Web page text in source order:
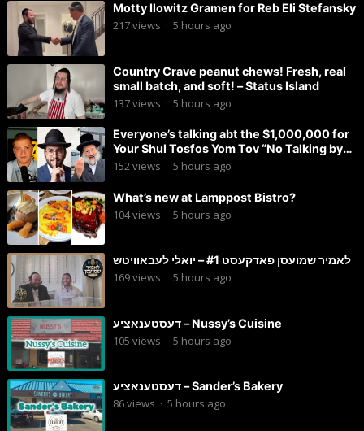
Motty Ilowitz Gramen for Reb Eli Stefansky
217views · 5 hours ago
Country Crave peanut chews! Fresh, real
small batch, and soft! – Status Island
137views · 5 hours ago
Everyone’s talking abt the $1,000,000 for
Your Shul Tosfos Yom Tov “No Talking by
Davening” movement
152views · 5 hours ago
What’s new at Lamppost Bistro?
104views · 5 hours ago
לאמיר שמועסן פאדקעסט #1 – יואלי לעבאוויטש
169views · 5 hours ago
דעסטענאציע – Nussy’s Cuisine
105 views · 5 hours ago
דעסטענאציע – Sander’s Bakery
86views · 5 hours ago